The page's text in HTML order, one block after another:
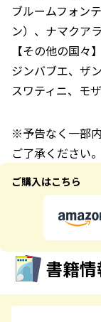
ブルームフォン
ン）、ナマクア
【その他の国々】
ジンバブエ、ザ
スワティニ、モ
※予告なく一部
ご了承ください。
ご購入はこちら
書籍